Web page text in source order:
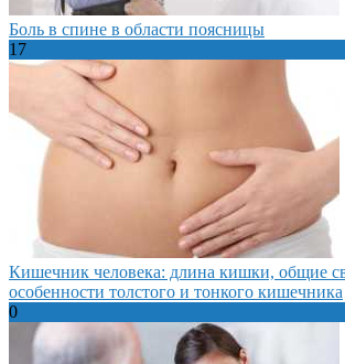
Боль в спине в области поясницы
17
Кишечник человека: длина кишки, общие
особенности толстого и тонкого кишечника
0